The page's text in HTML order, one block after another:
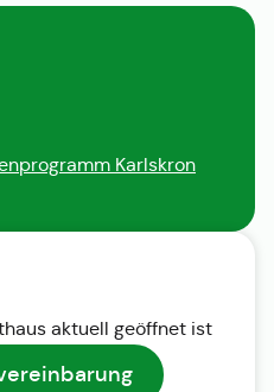
Karlskron
aktuell geöffnet ist